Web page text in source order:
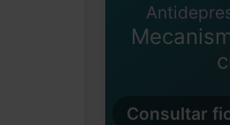
Consultar